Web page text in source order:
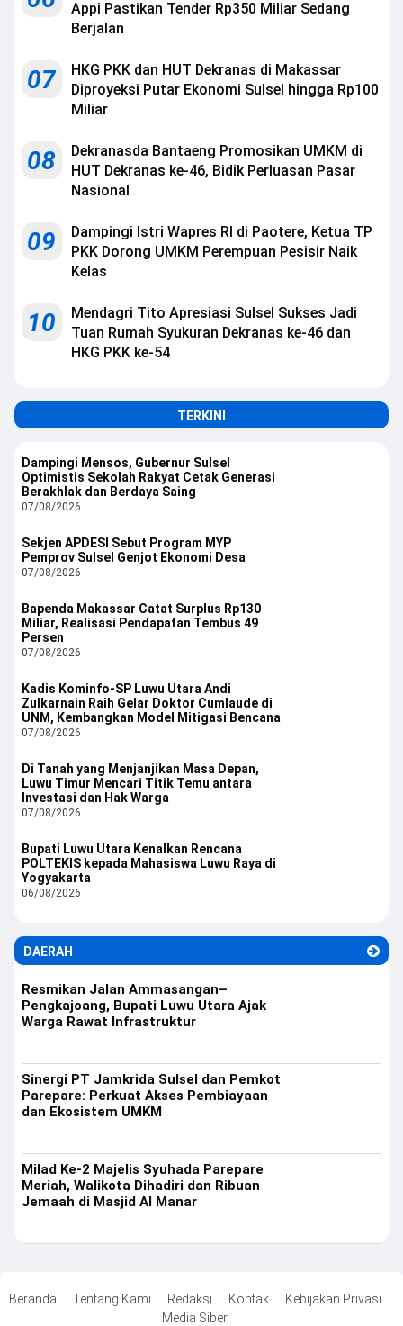
Appi Pastikan Tender Rp350 Miliar Sedang
Berjalan
07
HKG PKK dan HUT Dekranas di Makassar
Diproyeksi Putar Ekonomi Sulsel hingga Rp100
Miliar
08
Dekranasda Bantaeng Promosikan UMKM di
HUT Dekranas ke-46, Bidik Perluasan Pasar
Nasional
09
Dampingi Istri Wapres RI di Paotere, Ketua TP
PKK Dorong UMKM Perempuan Pesisir Naik
Kelas
10
Mendagri Tito Apresiasi Sulsel Sukses Jadi
Tuan Rumah Syukuran Dekranas ke-46 dan
HKG PKK ke-54
TERKINI
Dampingi Mensos, Gubernur Sulsel
Optimistis Sekolah Rakyat Cetak Generasi
Berakhlak dan Berdaya Saing
07/08/2026
Sekjen APDESI Sebut Program MYP
Pemprov Sulsel Genjot Ekonomi Desa
07/08/2026
Bapenda Makassar Catat Surplus Rp130
Miliar, Realisasi Pendapatan Tembus 49
Persen
07/08/2026
Kadis Kominfo-SP Luwu Utara Andi
Zulkarnain Raih Gelar Doktor Cumlaude di
UNM, Kembangkan Model Mitigasi Bencana
07/08/2026
Di Tanah yang Menjanjikan Masa Depan,
Luwu Timur Mencari Titik Temu antara
Investasi dan Hak Warga
07/08/2026
Bupati Luwu Utara Kenalkan Rencana
POLTEKIS kepada Mahasiswa Luwu Raya di
Yogyakarta
06/08/2026
DAERAH
Resmikan Jalan Ammasangan–
Pengkajoang, Bupati Luwu Utara Ajak
Warga Rawat Infrastruktur
Sinergi PT Jamkrida Sulsel dan Pemkot
Parepare: Perkuat Akses Pembiayaan
dan Ekosistem UMKM
Milad Ke-2 Majelis Syuhada Parepare
Meriah, Walikota Dihadiri dan Ribuan
Jemaah di Masjid Al Manar
Beranda Tentang Kami Redaksi Kontak
Kebijakan Privasi
Media Siber